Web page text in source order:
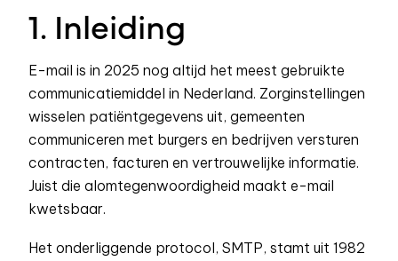
1. Inleiding
E-mail is in 2025 nog altijd het meest gebruikte
communicatiemiddel in Nederland. Zorginstellingen
wisselen patiëntgegevens uit, gemeenten
communiceren met burgers en bedrijven versturen
contracten, facturen en vertrouwelijke informatie.
Juist die alomtegenwoordigheid maakt e-mail
kwetsbaar.
Het onderliggende protocol, SMTP, stamt uit 1982